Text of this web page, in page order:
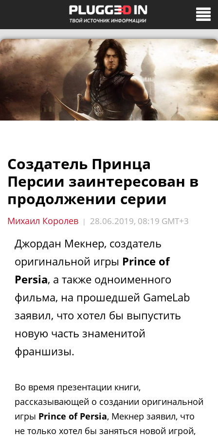
Создатель Принца
Персии заинтересован в
продолжении серии
Михаил Королев | 28.06.2019, 08:19 GMT+3
Джордан Мекнер, создатель
оригинальной игры Prince of
Persia, а также одноименного
фильма, на прошедшей GameLab
заявил, что хотел бы выпустить
новую часть знаменитой
франшизы.
Во время презентации книги,
рассказывающей о создании оригинальной
игры Prince of Persia, Мекнер заявил, что
не только хотел бы заняться новой игрой,